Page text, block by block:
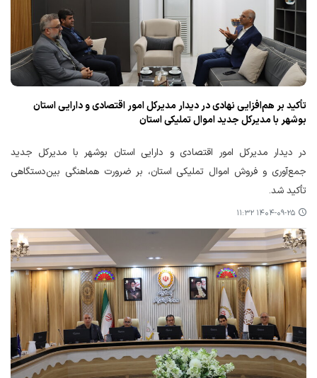
تأکید بر هم‌افزایی نهادی در دیدار مدیرکل امور اقتصادی و دارایی استان
بوشهر با مدیرکل جدید اموال تملیکی استان
در دیدار مدیرکل امور اقتصادی و دارایی استان بوشهر با مدیرکل جدید
جمع‌آوری و فروش اموال تملیکی استان، بر ضرورت هماهنگی بین‌دستگاهی
تأکید شد.
۱۴۰۴-۰۹-۲۵ ۱۱:۳۲